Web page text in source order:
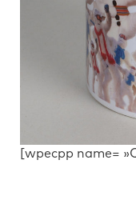
[wpecpp name=